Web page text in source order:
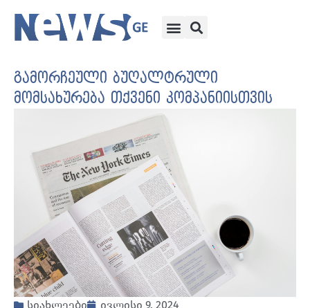
გამორჩეული ბუღალტრული
მომსახურება თქვენი კომპანიისთვის
სიახლეები
ივლისი 9, 2024